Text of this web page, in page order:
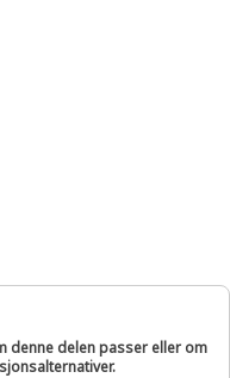
denne delen passer eller om